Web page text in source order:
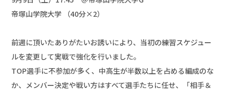
帝塚山学院大学 （40分×2）
前週に頂いたありがたいお誘いにより、当初の練習スケジュー
ルを変更して実戦で強化を行いました。
TOP選手に不参加が多く、中高生が半数以上を占める編成のな
か、メンバー決定や戦い方はすべて選手たちに任せ、「相手＆